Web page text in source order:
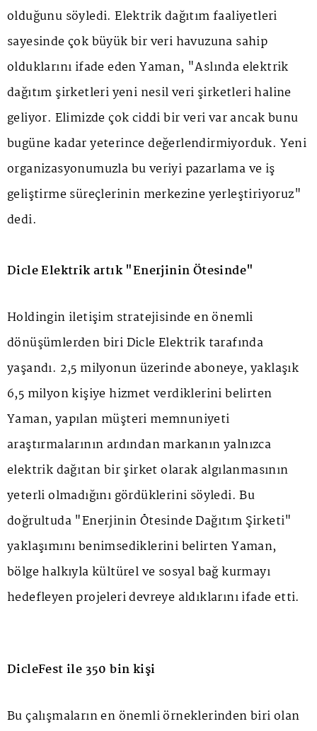
olduğunu söyledi. Elektrik dağıtım faaliyetleri
sayesinde çok büyük bir veri havuzuna sahip
olduklarını ifade eden Yaman, "Aslında elektrik
dağıtım şirketleri yeni nesil veri şirketleri haline
geliyor. Elimizde çok ciddi bir veri var ancak bunu
bugüne kadar yeterince değerlendirmiyorduk. Yeni
organizasyonumuzla bu veriyi pazarlama ve iş
geliştirme süreçlerinin merkezine yerleştiriyoruz"
dedi.
Dicle Elektrik artık "Enerjinin Ötesinde"
Holdingin iletişim stratejisinde en önemli
dönüşümlerden biri Dicle Elektrik tarafında
yaşandı. 2,5 milyonun üzerinde aboneye, yaklaşık
6,5 milyon kişiye hizmet verdiklerini belirten
Yaman, yapılan müşteri memnuniyeti
araştırmalarının ardından markanın yalnızca
elektrik dağıtan bir şirket olarak algılanmasının
yeterli olmadığını gördüklerini söyledi. Bu
doğrultuda "Enerjinin Ötesinde Dağıtım Şirketi"
yaklaşımını benimsediklerini belirten Yaman,
bölge halkıyla kültürel ve sosyal bağ kurmayı
hedefleyen projeleri devreye aldıklarını ifade etti.
DicleFest ile 350 bin kişi
Bu çalışmaların en önemli örneklerinden biri olan